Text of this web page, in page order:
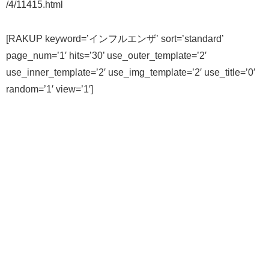
/4/11415.html
[RAKUP keyword=’インフルエンザ’ sort=’standard’
page_num=’1′ hits=’30’ use_outer_template=’2′
use_inner_template=’2′ use_img_template=’2′ use_title=’0′
random=’1′ view=’1′]